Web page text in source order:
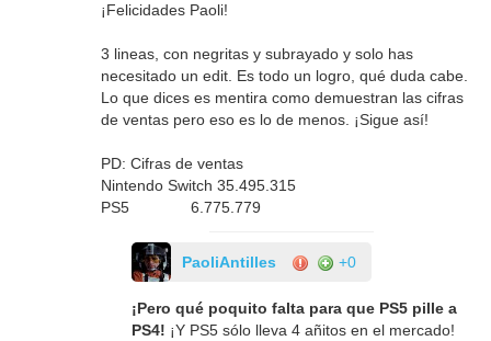
¡Felicidades Paoli!
3 lineas, con negritas y subrayado y solo has
necesitado un edit. Es todo un logro, qué duda cabe.
Lo que dices es mentira como demuestran las cifras
de ventas pero eso es lo de menos. ¡Sigue así!
PD: Cifras de ventas
Nintendo Switch 35.495.315
PS5 6.775.779
PaoliAntilles +0
¡Pero qué poquito falta para que PS5 pille a
PS4! ¡Y PS5 sólo lleva 4 añitos en el mercado!